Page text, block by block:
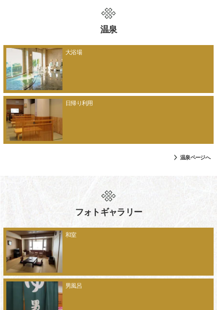
温泉
大浴場
日帰り利用
温泉ページへ
フォトギャラリー
和室
男風呂